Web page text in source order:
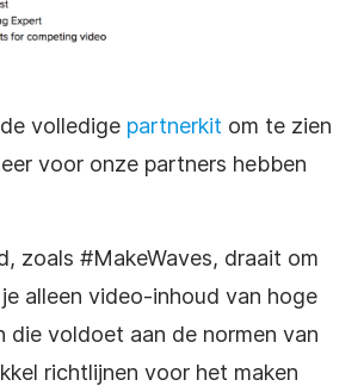
volledige partnerkit om te zien
voor onze partners hebben
zoals #MakeWaves, draait om
alleen video-inhoud van hoge
die voldoet aan de normen van
richtlijnen voor het maken